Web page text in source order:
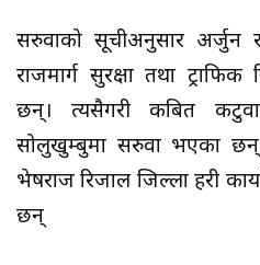
सरुवाको सूचीअनुसार अर्जुन
राजमार्ग सुरक्षा तथा
छन्। त्यसैगरी कबित
सोलुखुम्बुमा सरुवा भएका
भेषराज रिजाल जिल्ला प्रहरी
छन्